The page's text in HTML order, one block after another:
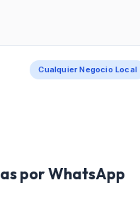
Cualquier Negocio Local
por WhatsApp